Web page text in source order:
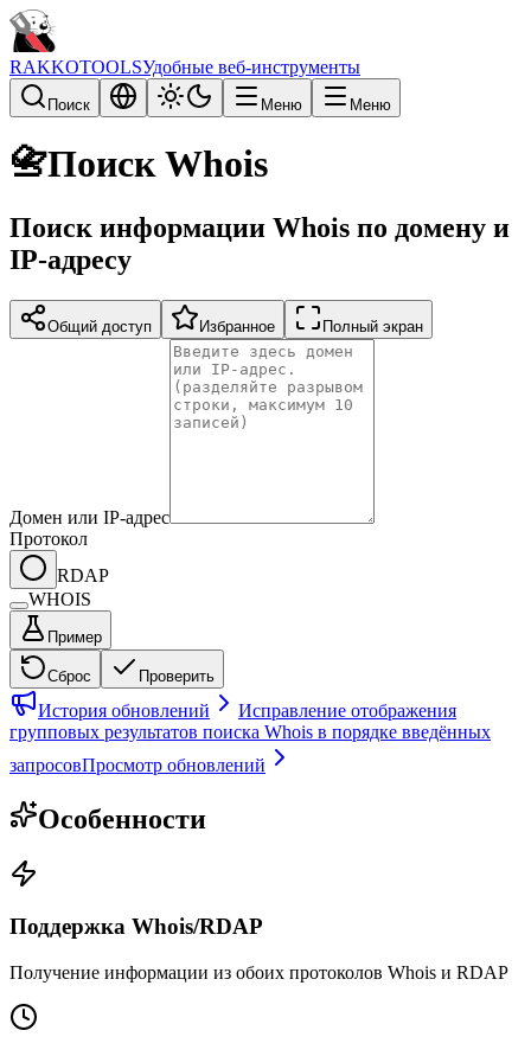
RAKKOTOOLSУдобные веб-инструменты
Поиск Меню Меню
📇Поиск Whois
Поиск информации Whois по домену и
IP-адресу
Общий доступ Избранное Полный экран
Домен или IP-адрес
Протокол
RDAP
WHOIS
Пример
Сброс Проверить
История обновлений
Исправление отображения
групповых результатов поиска Whois в порядке введённых
запросовПросмотр обновлений
Особенности
Поддержка Whois/RDAP
Получение информации из обоих протоколов Whois и RDAP